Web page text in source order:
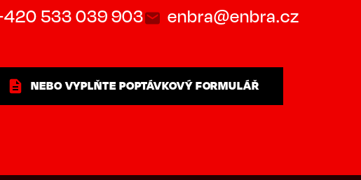
533 039 903 enbra@enbra.cz
NEBO VYPLŇTE POPTÁVKOVÝ FORMULÁŘ